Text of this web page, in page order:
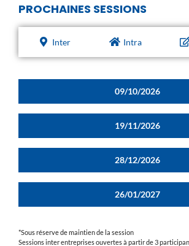
PROCHAINES SESSIONS
Inter Intra
09/10/2026
19/11/2026
28/12/2026
26/01/2027
*Sous réserve de maintien de la session
Sessions inter entreprises ouvertes à partir de 3